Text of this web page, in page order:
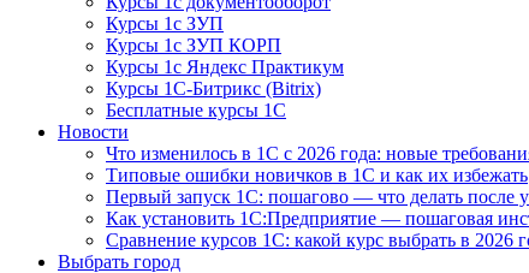
Курсы 1с ЗУП
Курсы 1с ЗУП КОРП
Курсы 1с Яндекс Практикум
Курсы 1С-Битрикс (Bitrix)
Бесплатные курсы 1С
Новости
Что изменилось в 1С с 2026 года: новые
Типовые ошибки новичков в 1С и как их избежать
Первый запуск 1С: пошагово — что делать после
Как установить 1С:Предприятие — пошаговая
Сравнение курсов 1С: какой курс выбрать в 2026
Выбрать город